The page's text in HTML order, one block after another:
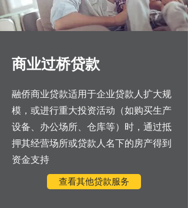
商业过桥贷款
融侨商业贷款适用于企业贷款人扩大规
模，或进行重大投资活动（如购买生产
设备、办公场所、仓库等）时，通过抵
押其经营场所或贷款人名下的房产得到
资金支持
查看其他贷款服务